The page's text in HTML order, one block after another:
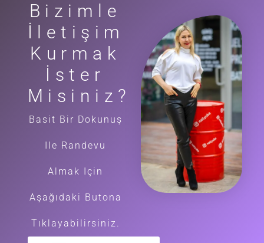
Bizimle
İletişim
Kurmak
İster
Misiniz?
Basit Bir Dokunuş
Ile Randevu
Almak Için
Aşağıdaki Butona
Tıklayabilirsiniz.